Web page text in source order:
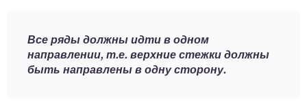
Все ряды должны идти в одном
направлении, т.е. верхние стежки должны
быть направлены в одну сторону.